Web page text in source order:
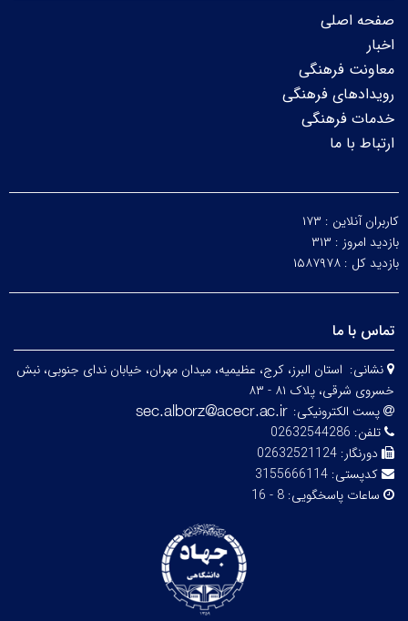
صفحه اصلی
اخبار
معاونت فرهنگی
رویدادهای فرهنگی
خدمات فرهنگی
ارتباط با ما
کاربران آنلاین : ۱۷۳
بازدید امروز : ۳۱۳
بازدید کل : ۱۵۸۷۹۷۸
تماس با ما
نشانی: استان البرز، کرج، عظیمیه، میدان مهران، خیابان ندای جنوبی، نبش
خسروی شرقی، پلاک ۸۱ - ۸۳
پست الکترونیکی:
تلفن: 02632544286
دورنگار: 02632521124
کدپستی: 3155666114
ساعات پاسخگویی: 8 - 16